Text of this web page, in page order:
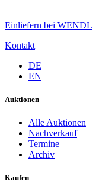
Einliefern bei WENDL
Kontakt
DE
EN
Auktionen
Alle Auktionen
Nachverkauf
Termine
Archiv
Kaufen